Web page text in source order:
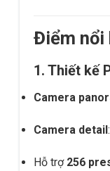
Điểm nổi
1. Thiết kế
Camera
Camera detail
Hỗ trợ 256